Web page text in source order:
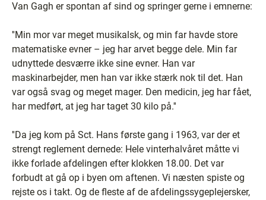
Van Gagh er spontan af sind og springer gerne i emnerne:
''Min mor var meget musikalsk, og min far havde store
matematiske evner – jeg har arvet begge dele. Min far
udnyttede desværre ikke sine evner. Han var
maskinarbejder, men han var ikke stærk nok til det. Han
var også svag og meget mager. Den medicin, jeg har fået,
har medført, at jeg har taget 30 kilo på.''
''Da jeg kom på Sct. Hans første gang i 1963, var der et
strengt reglement dernede: Hele vinterhalvåret måtte vi
ikke forlade afdelingen efter klokken 18.00. Det var
forbudt at gå op i byen om aftenen. Vi næsten spiste og
rejste os i takt. Og de fleste af de afdelingssygeplejersker,